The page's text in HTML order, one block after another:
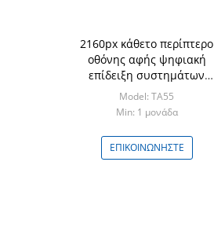
2160px κάθετο περίπτερο
οθόνης αφής ψηφιακή
επίδειξη συστημάτων
σηματοδότησης 55 ίντσας
Model: TA55
Min: 1 μονάδα
ΕΠΙΚΟΙΝΩΝΉΣΤΕ